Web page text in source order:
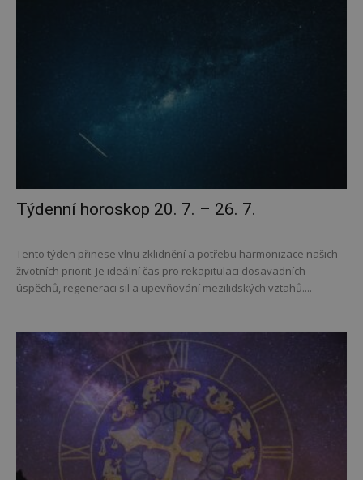
Týdenní horoskop 20. 7. – 26. 7.
Tento týden přinese vlnu zklidnění a potřebu harmonizace našich
životních priorit. Je ideální čas pro rekapitulaci dosavadních
úspěchů, regeneraci sil a upevňování mezilidských vztahů....